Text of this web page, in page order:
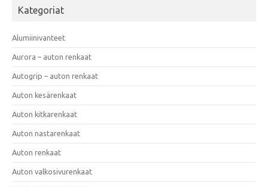
Kategoriat
Alumiinivanteet
Aurora – auton renkaat
Autogrip – auton renkaat
Auton kesärenkaat
Auton kitkarenkaat
Auton nastarenkaat
Auton renkaat
Auton valkosivurenkaat